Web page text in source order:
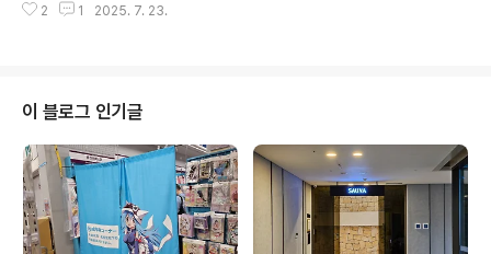
여, 가볼만한 곳의 위치를 찍어두고, 구글 드라이브에는 각
론 아예 휠체어를 타고 있다던가 하는 식으로, 누가봐도 외
작년에 발생한 교통사고로 인해서, 장애인이란 말입니다...
그러니, 가는 김에 최대한 혜택을 누렸습니다. 먼저, 정부2
4 를 들어가서 영문 장애인 증명서를 출력해줍니다.이렇게
생겼습니다.이미지는 제껍니다. 한국의 경우 경증, 중증 장
애로 구분됩니다만, 유럽은 딱히 신경 쓰지 않는 것 같더라
구요. -----------..
2 1 2025. 7. 23.
이 블로그 인기글